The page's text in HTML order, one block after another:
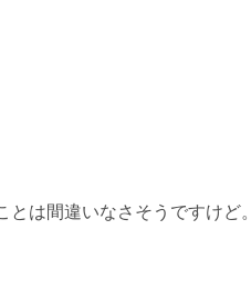
は間違いなさそうですけど。